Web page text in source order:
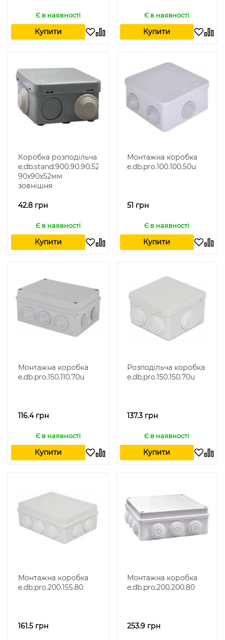
Є в наявності
Купити
Є в наявності
Купити
Коробка розподільча
e.db.stand.900.90.90.52
90х90x52мм
зовнішня
42.8 грн
Є в наявності
Купити
Монтажна коробка
e.db.pro.100.100.50u
51 грн
Є в наявності
Купити
Монтажна коробка
e.db.pro.150.110.70u
116.4 грн
Є в наявності
Купити
Розподільча коробка
e.db.pro.150.150.70u
137.3 грн
Є в наявності
Купити
Монтажна коробка
e.db.pro.200.155.80
161.5 грн
Монтажна коробка
e.db.pro.200.200.80
253.9 грн